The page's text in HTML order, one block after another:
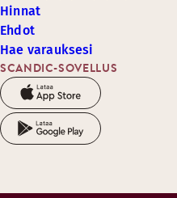
SCANDIC-SOVELLUS
Hinnat
Ehdot
Hae varauksesi